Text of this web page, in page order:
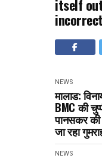
itself
NEWS
मालाड:
BMC की
पानसकर की
जा रहा
NEWS